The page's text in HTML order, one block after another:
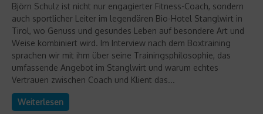
Björn Schulz ist nicht nur engagierter Fitness-Coach, sondern
auch sportlicher Leiter im legendären Bio-Hotel Stanglwirt in
Tirol, wo Genuss und gesundes Leben auf besondere Art und
Weise kombiniert wird. Im Interview nach dem Boxtraining
sprachen wir mit ihm über seine Trainingsphilosophie, das
umfassende Angebot im Stanglwirt und warum echtes
Vertrauen zwischen Coach und Klient das...
Weiterlesen